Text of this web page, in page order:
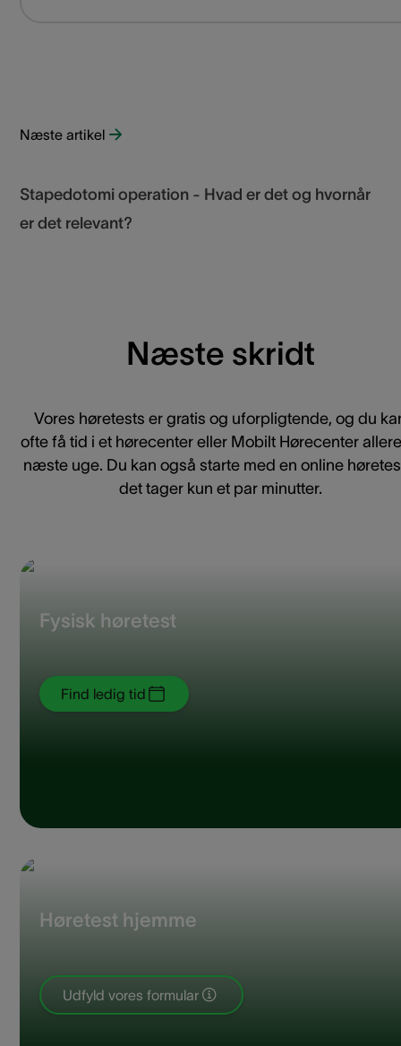
Næste artikel
Stapedotomi operation - Hvad er det og hvornår
er det relevant?
Næste skridt
Vores høretests er gratis og uforpligtende, og du
ofte få tid i et hørecenter eller Mobilt Hørecenter
næste uge. Du kan også starte med en online
det tager kun et par minutter.
Fysisk høretest
Find ledig tid
Høretest hjemme
Udfyld vores formular